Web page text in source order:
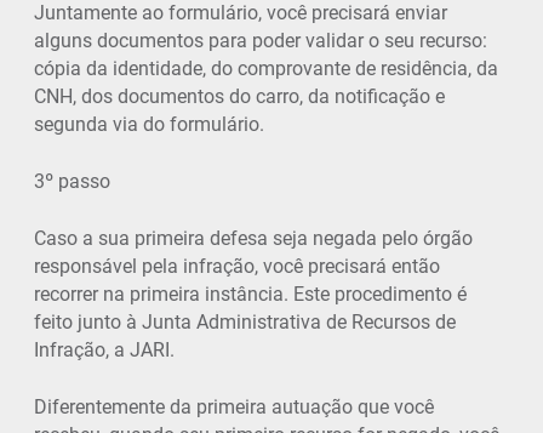
Juntamente ao formulário, você precisará enviar
alguns documentos para poder validar o seu recurso:
cópia da identidade, do comprovante de residência, da
CNH, dos documentos do carro, da notificação e
segunda via do formulário.
3º passo
Caso a sua primeira defesa seja negada pelo órgão
responsável pela infração, você precisará então
recorrer na primeira instância. Este procedimento é
feito junto à Junta Administrativa de Recursos de
Infração, a JARI.
Diferentemente da primeira autuação que você